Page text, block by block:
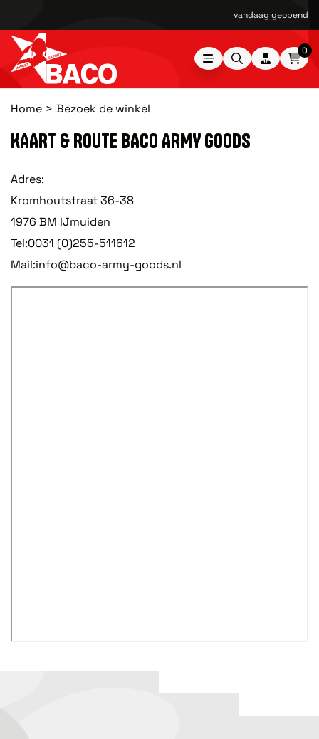
vandaag geopend
0
Home Bezoek de winkel
KAART & ROUTE BACO ARMY GOODS
Adres:
Kromhoutstraat 36-38
1976 BM IJmuiden
Tel:0031 (0)255-511612
Mail:info@baco-army-goods.nl